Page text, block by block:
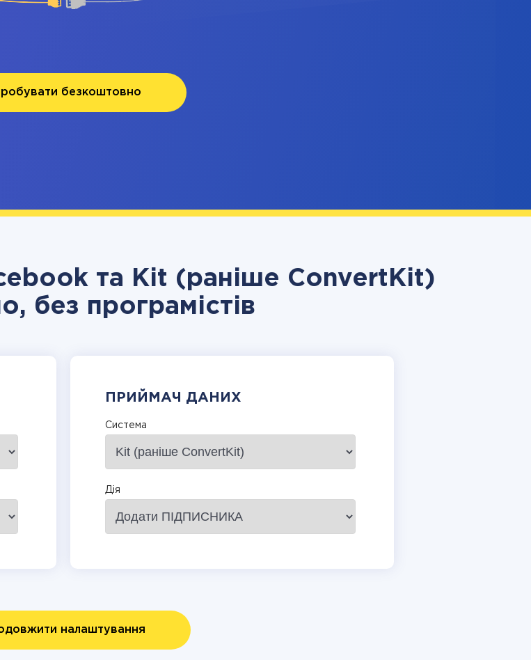
безкоштовно
та Kit (раніше ConvertKit)
без програмістів
ПРИЙМАЧ ДАНИХ
Система
Дія
налаштування